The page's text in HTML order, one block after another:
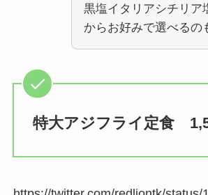
黒塩イタリアシチリア
からお好みで選べるの
特大アジフライ定食